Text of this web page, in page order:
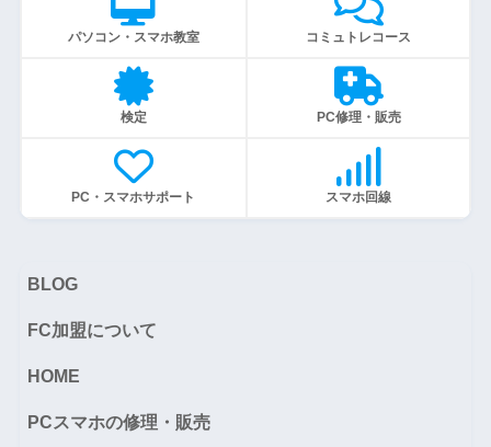
パソコン・スマホ教室 コミュトレコース
検定 PC修理・販売
PC・スマホサポート スマホ回線
BLOG
FC加盟について
HOME
PCスマホの修理・販売